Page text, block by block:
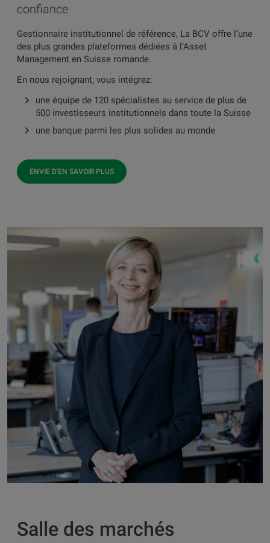
confiance
Gestionnaire institutionnel de référence, La BCV offre l’une
des plus grandes plateformes dédiées à l’Asset
Management en Suisse romande.
En nous rejoignant, vous intégrez:
une équipe de 120 spécialistes au service de plus de
500 investisseurs institutionnels dans toute la Suisse
une banque parmi les plus solides au monde
ENVIE D'EN SAVOIR PLUS
Salle des marchés